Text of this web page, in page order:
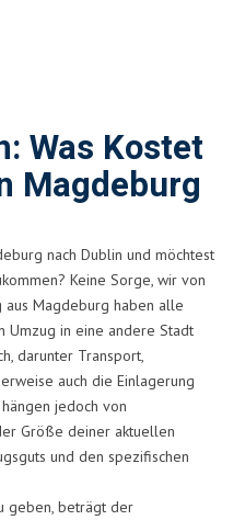
Was Kostet
Magdeburg
nach Dublin und möchtest
Keine Sorge, wir von
Magdeburg haben alle
Umzug in eine andere Stadt
darunter Transport,
auch die Einlagerung
jedoch von
Größe deiner aktuellen
und den spezifischen
geben, beträgt der